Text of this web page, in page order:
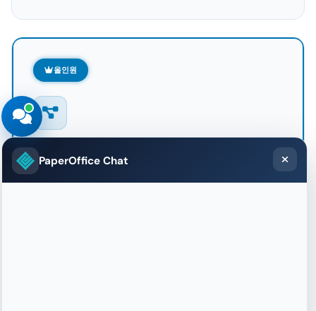
올인원
PaperOffice Workflow Designer
Document AI + 워크플로 엔진 + 사람 작업
PaperOffice Chat